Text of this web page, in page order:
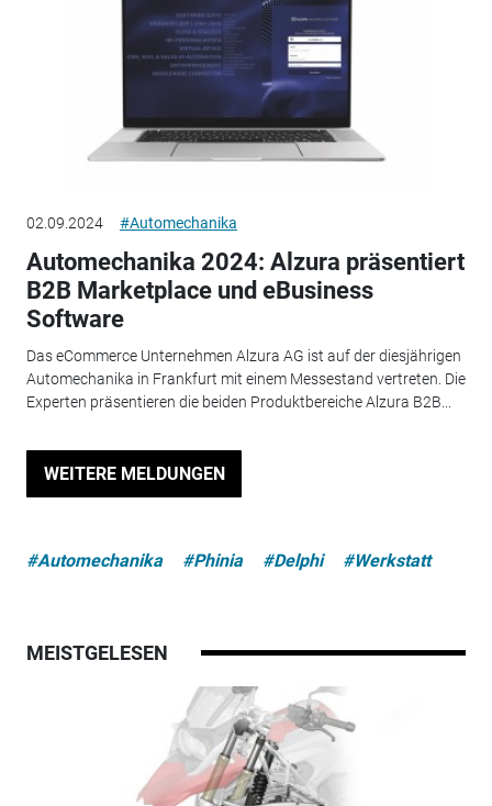
02.09.2024 #Automechanika
Automechanika 2024: Alzura präsentiert
B2B Marketplace und eBusiness
Software
Das eCommerce Unternehmen Alzura AG ist auf der diesjährigen
Automechanika in Frankfurt mit einem Messestand vertreten. Die
Experten präsentieren die beiden Produktbereiche Alzura B2B...
WEITERE MELDUNGEN
#Automechanika #Phinia #Delphi #Werkstatt
MEISTGELESEN